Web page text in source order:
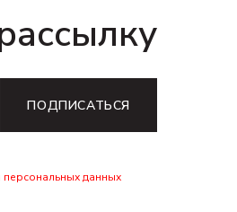
ПОДПИСАТЬСЯ
данных